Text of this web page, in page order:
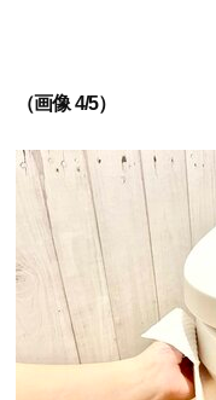
（画像 4/5）